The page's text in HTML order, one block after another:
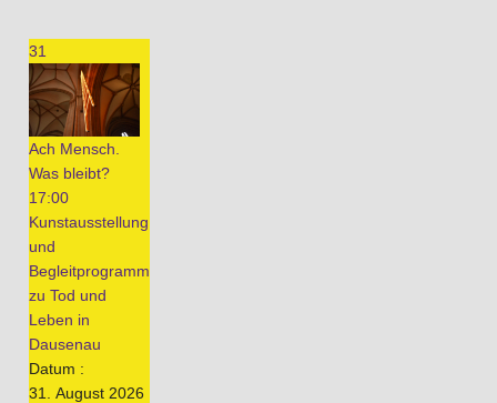
31
Ach Mensch.
Was bleibt?
17:00
Kunstausstellung
und
Begleitprogramm
zu Tod und
Leben in
Dausenau
Datum :
31. August 2026